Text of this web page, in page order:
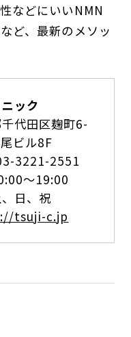
などにいいNMN
ど、最新のメソッ
ック
代田区麹町6-
ビル8F
3221-2551
～19:00
日、祝
tsuji-c.jp